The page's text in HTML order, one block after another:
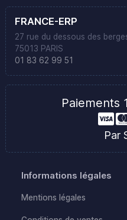
FRANCE-ERP
27 rue du dessous des
75013 PARIS
01 83 62 99 51
Paiements
Par
Informations légales
Mentions légales